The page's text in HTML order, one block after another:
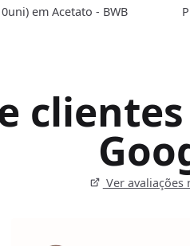
em Acetato - BWB
Ver avaliações